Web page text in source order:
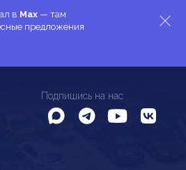
в Max — там
предложения
Подпишись на нас